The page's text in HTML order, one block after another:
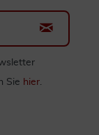
Sie hier.